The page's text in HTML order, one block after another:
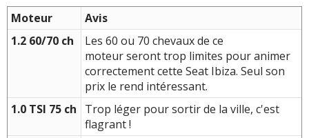
Moteur
Avis
1.2 60/70 ch
Les 60 ou 70 chevaux de ce
moteur seront trop limites pour animer
correctement cette Seat Ibiza. Seul son
prix le rend intéressant.
1.0 TSI 75 ch
Trop léger pour sortir de la ville, c'est
flagrant !